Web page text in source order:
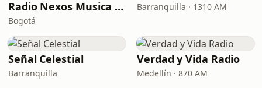
Radio Nexos Musica Cristiana (Iglesia De Jesucristo)
Bogotá
Barranquilla · 1310 AM
Señal Celestial
Barranquilla
Verdad y Vida Radio
Medellín · 870 AM